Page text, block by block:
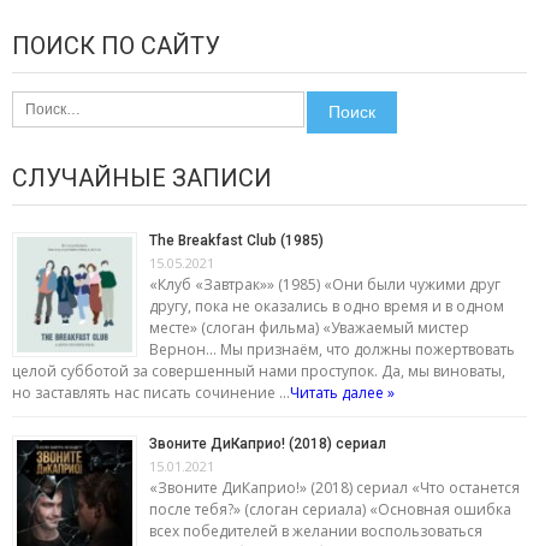
ПОИСК ПО САЙТУ
Найти:
СЛУЧАЙНЫЕ ЗАПИСИ
The Breakfast Club (1985)
15.05.2021
«Клуб «Завтрак»» (1985) «Они были чужими друг
другу, пока не оказались в одно время и в одном
месте» (слоган фильма) «Уважаемый мистер
Вернон… Мы признаём, что должны пожертвовать
целой субботой за совершенный нами проступок. Да, мы виноваты,
но заставлять нас писать сочинение …Читать далее »
Звоните ДиКаприо! (2018) сериал
15.01.2021
«Звоните ДиКаприо!» (2018) сериал «Что останется
после тебя?» (слоган сериала) «Основная ошибка
всех победителей в желании воспользоваться